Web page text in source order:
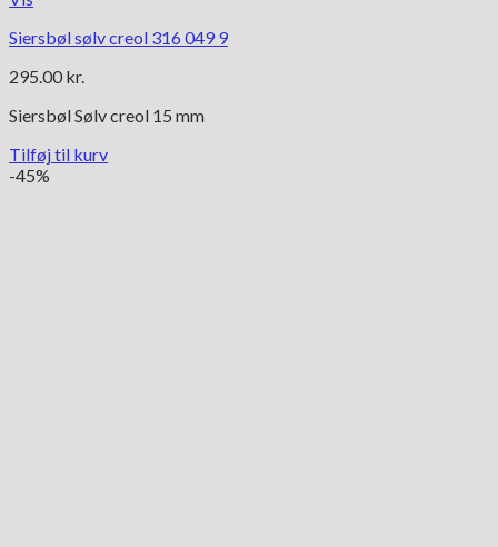
Siersbøl sølv creol 316 049 9
295.00 kr.
Siersbøl Sølv creol 15 mm
Tilføj til kurv
-45%